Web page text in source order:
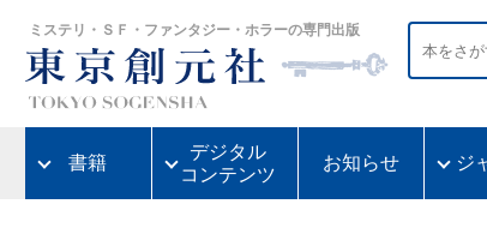
ミステリ・ＳＦ・ファンタジー・ホラーの専門出版
書籍
デジタル
コンテンツ
お知らせ ジ